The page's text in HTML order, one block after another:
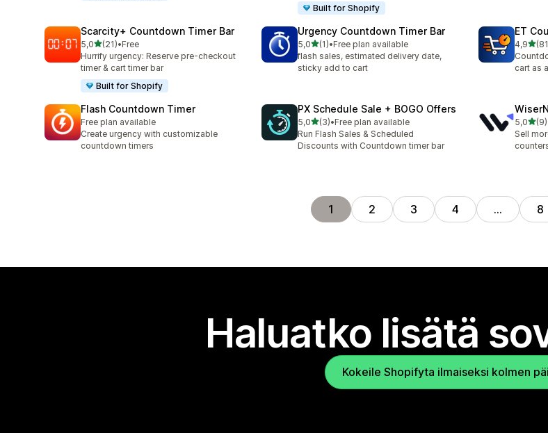
Built for Shopify
Scarcity+ Countdown Timer Bar
5,0/ 5 tähteä
(21)
21 arvostelua yhteensä
•Free
Hurrify urgency: Reserve pre-checkout
timer & cart timer bar
Built for Shopify
Urgency Countdown Timer Bar
5,0/ 5 tähteä
(1)
1 arvostelua yhteensä
•Free plan available
flash sales, estimated delivery date,
sticky add to cart
ET
4,9/ 5
81
cart as
Flash Countdown Timer
Free plan available
Create urgency with customizable
countdown timers
PX Schedule Sale + BOGO Offers
5,0/ 5 tähteä
(3)
3 arvostelua yhteensä
•Free plan available
Run Flash Sales & Scheduled
Discounts with Countdown timer bar
5,0/ 5(9)
9
Sell
1 2 3 4 … 8
Haluatko lisätä
Kokeile Shopifyta ilmaiseksi kolmen